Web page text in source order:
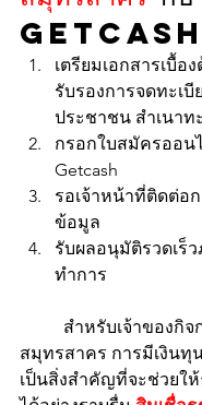
GETCASH
เตรียมเอกสารเบื้อ
รับรองการจดทะเ
ประชาชน สำเนาท
กรอกใบสมัครออน
Getcash
รอเจ้าหน้าที่ติดต่อ
ข้อมูล
รับผลอนุมัติรวดเร็
ทำการ
สมุทรสาคร การมีเงินทุ
เป็นสิ่งสำคัญที่จะช่วยใ